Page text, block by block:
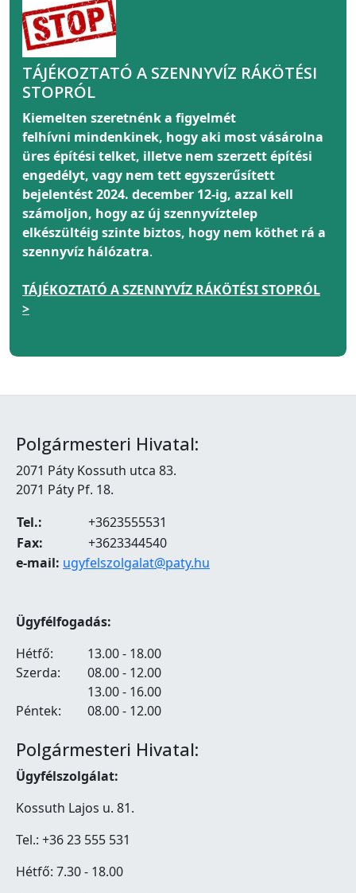
TÁJÉKOZTATÓ A SZENNYVÍZ RÁKÖTÉSI
STOPRÓL
Kiemelten szeretnénk a figyelmét
felhívni mindenkinek, hogy aki most vásárolna
üres építési telket, illetve nem szerzett építési
engedélyt, vagy nem tett egyszerűsített
bejelentést 2024. december 12-ig, azzal kell
számoljon, hogy az új szennyvíztelep
elkészültéig szinte biztos, hogy nem köthet rá a
szennyvíz hálózatra.
TÁJÉKOZTATÓ A SZENNYVÍZ RÁKÖTÉSI STOPRÓL
>
Polgármesteri Hivatal:
2071 Páty Kossuth utca 83.
2071 Páty Pf. 18.
Tel.:
+3623555531
Fax:
+3623344540
e-mail: ugyfelszolgalat@paty.hu
Ügyfélfogadás:
Hétfő:
13.00 - 18.00
Szerda:
08.00 - 12.00
13.00 - 16.00
Péntek:
08.00 - 12.00
Polgármesteri Hivatal:
Ügyfélszolgálat:
Kossuth Lajos u. 81.
Tel.: +36 23 555 531
Hétfő: 7.30 - 18.00